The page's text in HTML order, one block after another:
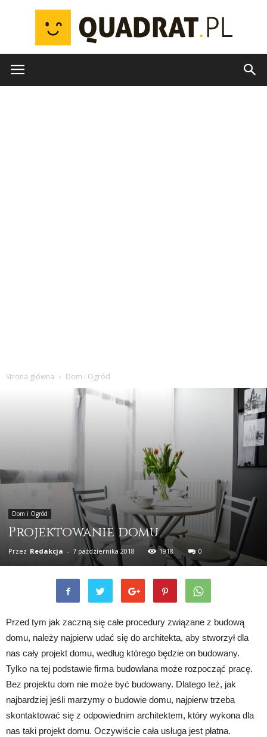
Strona główna Dom i Ogród
Dom i Ogród
Projektowanie domu
Przez Redakcja - 7 października 2018 1918 0
Przed tym jak zaczną się całe procedury związane z budową
domu, należy najpierw udać się do architekta, aby stworzył dla
nas cały projekt domu, według którego będzie on budowany.
Tylko na tej podstawie firma budowlana może rozpocząć pracę.
Bez projektu dom nie może być budowany. Dlatego też, jak
najbardziej jeśli marzymy o budowie domu, najpierw trzeba
skontaktować się z odpowiednim architektem, który wykona dla
nas taki projekt domu. Oczywiście cała usługa jest płatna.